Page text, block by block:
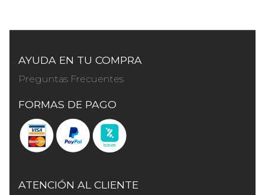
AYUDA EN TU COMPRA
Preguntas Frecuentes
FORMAS DE PAGO
ATENCIÓN AL CLIENTE